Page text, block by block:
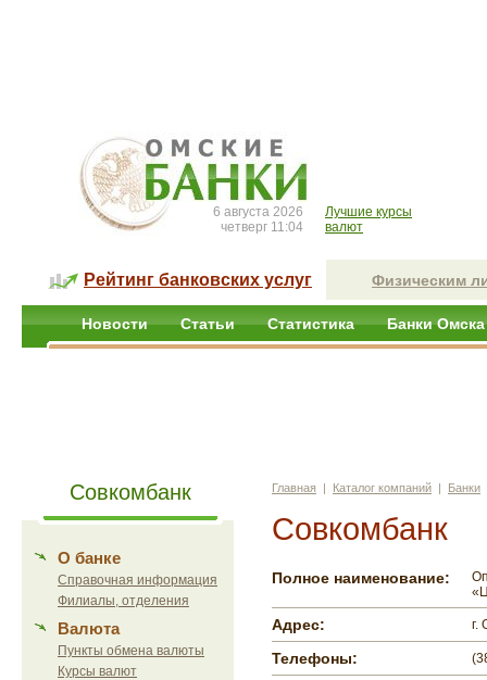
6 августа 2026
четверг 11:04
Лучшие курсы
валют
Рейтинг банковских услуг Физическим
Новости Статьи Статистика Банки Омска
Совкомбанк
О банке
Справочная информация
Филиалы, отделения
Валюта
Пункты обмена валюты
Курсы валют
Главная | Каталог компаний | Банки
Совкомбанк
Полное наименование:
Адрес: г.
Телефоны: